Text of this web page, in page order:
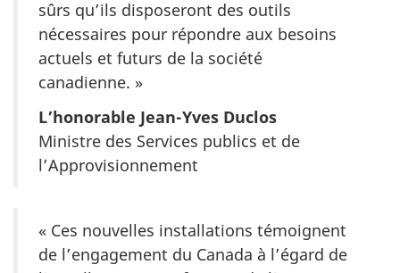
sûrs qu’ils disposeront des outils
nécessaires pour répondre aux besoins
actuels et futurs de la société
canadienne. »
L’honorable Jean-Yves Duclos
Ministre des Services publics et de
l’Approvisionnement
« Ces nouvelles installations témoignent
de l’engagement du Canada à l’égard de